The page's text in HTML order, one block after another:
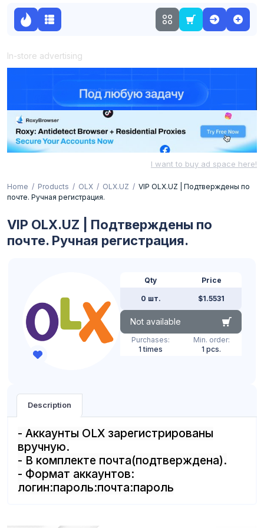
In-store advertising
I want to buy ad space here!
Home Products OLX OLX.UZ
VIP OLX.UZ | Подтверждены по
почте. Ручная регистрация.
VIP OLX.UZ | Подтверждены по
почте. Ручная регистрация.
Qty
0 шт.
Price
$1.5531
Not available
Purchases:
1 times
Min. order:
1 pcs.
Description
- Аккаунты OLX зарегистрированы
вручную.
- В комплекте почта(подтверждена).
- Формат аккаунтов:
логин:пароль:почта:пароль